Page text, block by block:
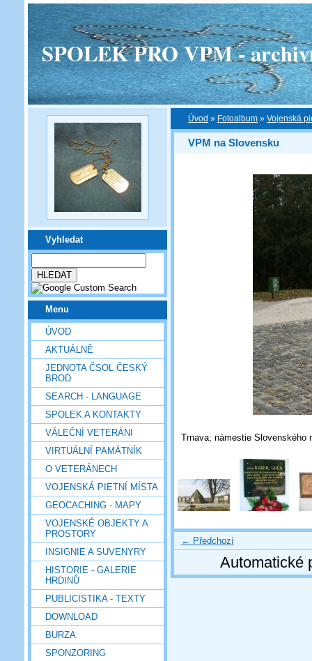
SPOLEK PRO VPM -
Vyhledat
Menu
ÚVOD
AKTUÁLNĚ
JEDNOTA ČSOL ČESKÝ
BROD
SEARCH - LANGUAGE
SPOLEK A KONTAKTY
VÁLEČNÍ VETERÁNI
VIRTUÁLNÍ PAMÁTNÍK
O VETERÁNECH
VOJENSKÁ PIETNÍ MÍSTA
GEOCACHING - MAPY
VOJENSKÉ OBJEKTY A
PROSTORY
INSIGNIE A SUVENYRY
HISTORIE - GALERIE
HRDINŮ
PUBLICISTIKA - TEXTY
DOWNLOAD
BURZA
SPONZORING
Úvod » Fotoalbum » Vojenská
VPM na Slovensku
Trnava; námestie Slovenského
← Předchozí
Automatické